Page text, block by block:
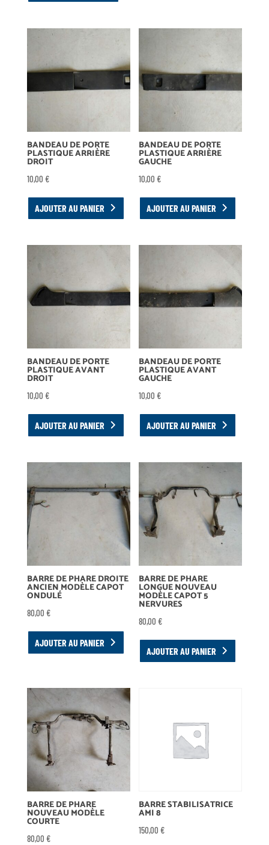
BANDEAU DE PORTE
PLASTIQUE ARRIÈRE
DROIT
10,00 €
AJOUTER AU PANIER
BANDEAU DE PORTE
PLASTIQUE ARRIÈRE
GAUCHE
10,00€
AJOUTER AU PANIER
BANDEAU DE PORTE
PLASTIQUE AVANT
DROIT
10,00 €
AJOUTER AU PANIER
BANDEAU DE PORTE
PLASTIQUE AVANT
GAUCHE
10,00€
AJOUTER AU PANIER
BARRE DE PHARE DROITE
ANCIEN MODÈLE CAPOT
ONDULÉ
80,00 €
AJOUTER AU PANIER
BARRE DE PHARE
LONGUE NOUVEAU
MODÈLE CAPOT 5
NERVURES
80,00€
AJOUTER AU PANIER
BARRE DE PHARE
NOUVEAU MODÈLE
COURTE
80,00 €
BARRE STABILISATRICE
AMI 8
150,00€